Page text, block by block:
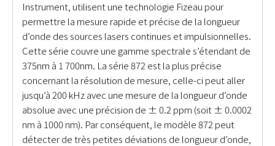
Instrument, utilisent une technologie Fizeau pour
permettre la mesure rapide et précise de la longueur
d’onde des sources lasers continues et impulsionnelles.
Cette série couvre une gamme spectrale s’étendant de
375nm à 1 700nm. La série 872 est la plus précise
concernant la résolution de mesure, celle-ci peut aller
jusqu’à 200 kHz avec une mesure de la longueur d’onde
absolue avec une précision de ± 0.2 ppm (soit ± 0.0002
nm à 1000 nm). Par conséquent, le modèle 872 peut
détecter de très petites déviations de longueur d’onde,